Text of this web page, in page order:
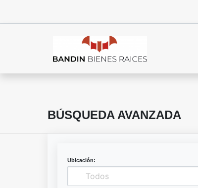
BÚSQUEDA AVANZADA
Ubicación: